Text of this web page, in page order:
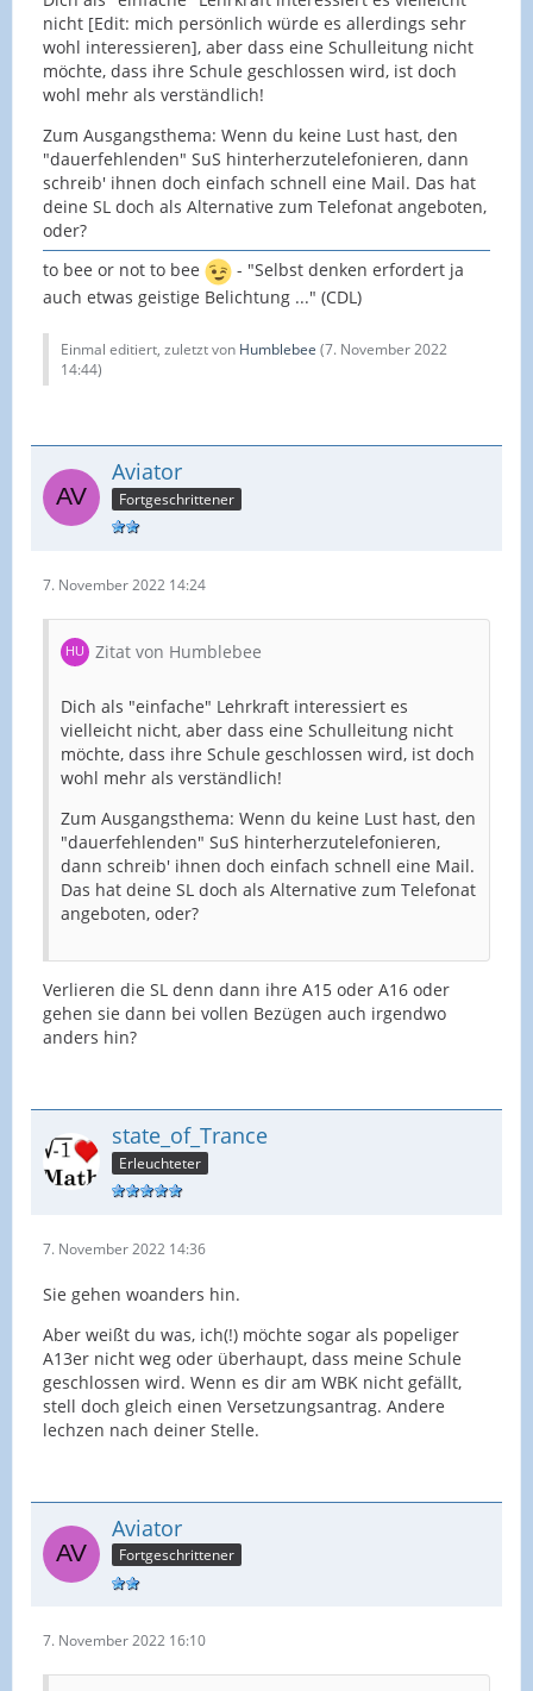
nicht [Edit: mich persönlich würde es allerdings sehr
wohl interessieren], aber dass eine Schulleitung nicht
möchte, dass ihre Schule geschlossen wird, ist doch
wohl mehr als verständlich!
Zum Ausgangsthema: Wenn du keine Lust hast, den
"dauerfehlenden" SuS hinterherzutelefonieren, dann
schreib' ihnen doch einfach schnell eine Mail. Das hat
deine SL doch als Alternative zum Telefonat angeboten,
oder?
to bee or not to bee
- "Selbst denken erfordert ja
auch etwas geistige Belichtung ..." (CDL)
Einmal editiert, zuletzt von Humblebee (7. November 2022
14:44)
Aviator
Fortgeschrittener
7. November 2022 14:24
Zitat von Humblebee
Dich als "einfache" Lehrkraft interessiert es
vielleicht nicht, aber dass eine Schulleitung nicht
möchte, dass ihre Schule geschlossen wird, ist doch
wohl mehr als verständlich!
Zum Ausgangsthema: Wenn du keine Lust hast, den
"dauerfehlenden" SuS hinterherzutelefonieren,
dann schreib' ihnen doch einfach schnell eine Mail.
Das hat deine SL doch als Alternative zum Telefonat
angeboten, oder?
Verlieren die SL denn dann ihre A15 oder A16 oder
gehen sie dann bei vollen Bezügen auch irgendwo
anders hin?
state_of_Trance
Erleuchteter
7. November 2022 14:36
Sie gehen woanders hin.
Aber weißt du was, ich(!) möchte sogar als popeliger
A13er nicht weg oder überhaupt, dass meine Schule
geschlossen wird. Wenn es dir am WBK nicht gefällt,
stell doch gleich einen Versetzungsantrag. Andere
lechzen nach deiner Stelle.
Aviator
Fortgeschrittener
7. November 2022 16:10